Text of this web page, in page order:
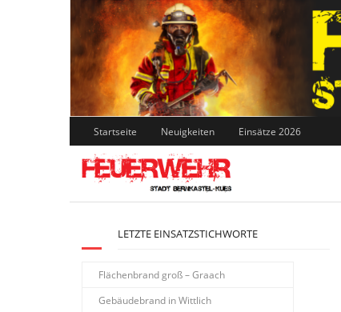
Skip
to
content
Startseite Neuigkeiten Einsätze 2026
LETZTE EINSATZSTICHWORTE
Flächenbrand groß – Graach
Gebäudebrand in Wittlich